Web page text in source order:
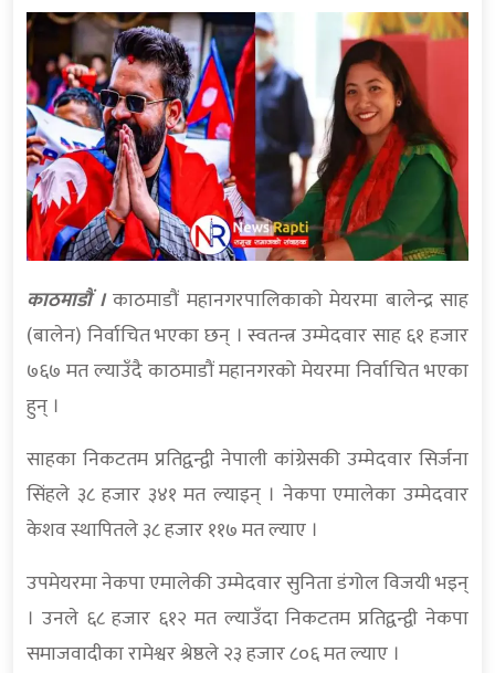
काठमाडौं ।काठमाडौं महानगरपालिकाको मेयरमा बालेन्द्र साह
(बालेन) निर्वाचित भएका छन् । स्वतन्त्र उम्मेदवार साह ६१ हजार
७६७ मत ल्याउँदै काठमाडौं महानगरको मेयरमा निर्वाचित भएका
हुन् ।
साहका निकटतम प्रतिद्वन्द्वी नेपाली कांग्रेसकी उम्मेदवार सिर्जना
सिंहले ३८ हजार ३४१ मत ल्याइन् । नेकपा एमालेका उम्मेदवार
केशव स्थापितले ३८ हजार ११७ मत ल्याए ।
उपमेयरमा नेकपा एमालेकी उम्मेदवार सुनिता डंगोल विजयी भइन्
। उनले ६८ हजार ६१२ मत ल्याउँदा निकटतम प्रतिद्वन्द्वी नेकपा
समाजवादीका रामेश्वर श्रेष्ठले २३ हजार ८०६ मत ल्याए ।